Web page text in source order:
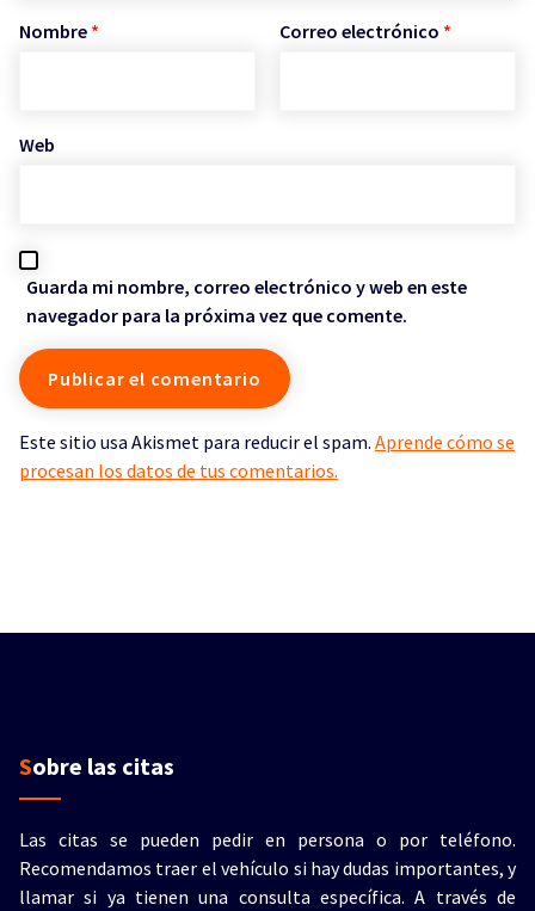
Nombre * Correo electrónico *
Web
Guarda mi nombre, correo electrónico y web en este
navegador para la próxima vez que comente.
Este sitio usa Akismet para reducir el spam. Aprende cómo se
procesan los datos de tus comentarios.
Sobre las citas
Las citas se pueden pedir en persona o por teléfono.
Recomendamos traer el vehículo si hay dudas importantes, y
llamar si ya tienen una consulta específica. A través de